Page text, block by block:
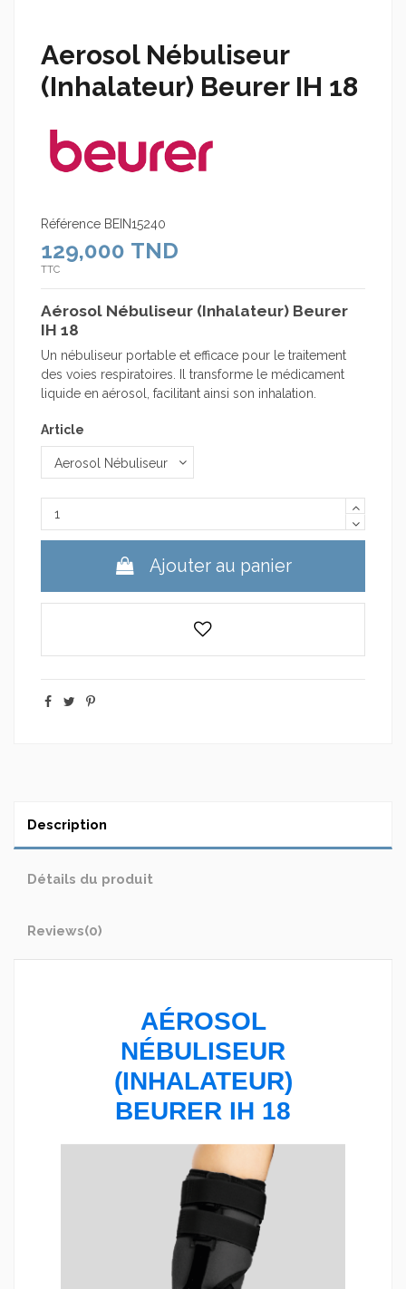
Aerosol Nébuliseur
(Inhalateur) Beurer IH 18
Référence BEIN15240
129,000 TND
TTC
Aérosol Nébuliseur (Inhalateur) Beurer
IH 18
Un nébuliseur portable et efficace pour le traitement
des voies respiratoires. Il transforme le médicament
liquide en aérosol, facilitant ainsi son inhalation.
Article
Ajouter au panier
Description
Détails du produit
Reviews(0)
AÉROSOL
NÉBULISEUR
(INHALATEUR)
BEURER IH 18